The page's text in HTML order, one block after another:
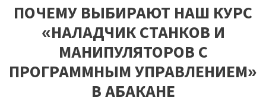
ПОЧЕМУ ВЫБИРАЮТ НАШ КУРС
«НАЛАДЧИК СТАНКОВ И
МАНИПУЛЯТОРОВ С
ПРОГРАММНЫМ УПРАВЛЕНИЕМ»
В АБАКАНЕ